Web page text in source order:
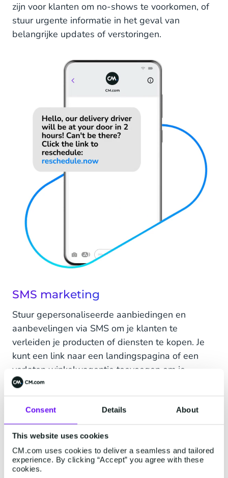
Consent Details About
This website uses cookies
CM.com uses cookies to deliver a seamless and tailored
experience. By clicking “Accept” you agree with these
cookies.
zijn voor klanten om no-shows te voorkomen, of
stuur urgente informatie in het geval van
belangrijke updates of verstoringen.
SMS marketing
Stuur gepersonaliseerde aanbiedingen en
aanbevelingen via SMS om je klanten te
verleiden je producten of diensten te kopen. Je
kunt een link naar een landingspagina of een
verlaten winkelwagentje toevoegen om je
verkoop een boost te geven.